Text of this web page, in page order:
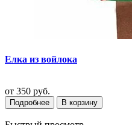
Елка из войлока
от 350 руб.
Подробнее В корзину